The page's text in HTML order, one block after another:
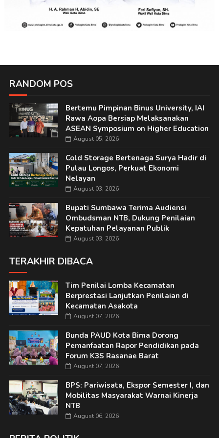
RANDOM POS
Bertemu Pimpinan Binus University, IAI
Rawa Aopa Bersiap Melaksanakan
ASEAN Symposium on Higher Education
August 05, 2026
Cold Storage Bertenaga Surya Hadir di
Pulau Longos, Perkuat Ekonomi
Nelayan
August 03, 2026
Bupati Sumbawa Terima Audiensi
Ombudsman NTB, Dukung Penilaian
Kepatuhan Pelayanan Publik
August 03, 2026
TERAKHIR DIBACA
Tim Penilai Lomba Kecamatan
Berprestasi Lanjutkan Penilaian di
Kecamatan Asakota
August 07, 2026
Bunda PAUD Kota Bima Dorong
Pemanfaatan Rapor Pendidikan pada
Forum K3S Rasanae Barat
August 07, 2026
BPS: Pariwisata, Ekspor Semester I, dan
Mobilitas Masyarakat Warnai Kinerja
NTB
August 06, 2026